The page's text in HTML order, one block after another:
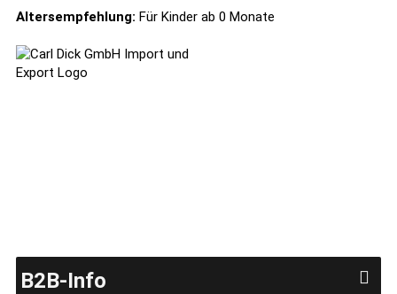
Altersempfehlung: Für Kinder ab 0 Monate
B2B-Info